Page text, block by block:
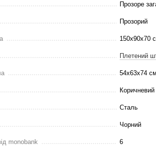
Прозоре
Прозорий
150x90x70
Плетений
54х63х74 см
Коричневий
Сталь
Чорний
monobank 6